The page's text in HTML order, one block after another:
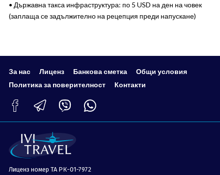
• Държавна такса инфраструктура: по 5 USD на ден на човек
(заплаща се задължително на рецепция преди напускане)
За нас Лиценз Банкова сметка
Общи условия
Политика за поверителност
Контакти
Лиценз номер ТА РК-01-7972